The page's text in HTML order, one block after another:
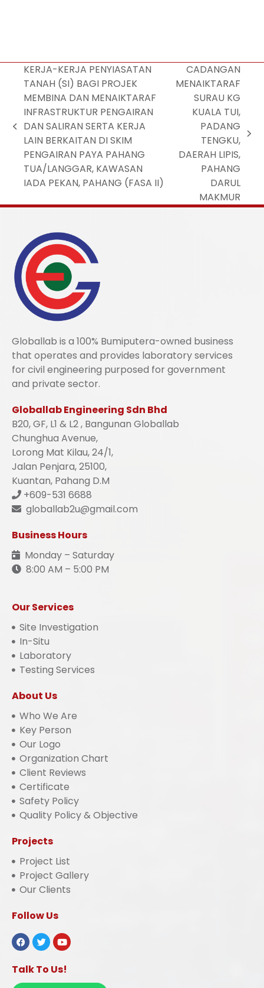
KERJA-KERJA PENYIASATAN
TANAH (SI) BAGI PROJEK
MEMBINA DAN MENAIKTARAF
INFRASTRUKTUR PENGAIRAN
DAN SALIRAN SERTA KERJA
LAIN BERKAITAN DI SKIM
PENGAIRAN PAYA PAHANG
TUA/LANGGAR, KAWASAN
IADA PEKAN, PAHANG (FASA II)
CADANGAN
MENAIKTARAF
SURAU KG
KUALA TUI,
PADANG
TENGKU,
DAERAH LIPIS,
PAHANG
DARUL
MAKMUR
Globallab is a 100% Bumiputera-owned business
that operates and provides laboratory services
for civil engineering purposed for government
and private sector.
Globallab Engineering Sdn Bhd
B20, GF, L1 & L2 , Bangunan Globallab
Chunghua Avenue,
Lorong Mat Kilau, 24/1,
Jalan Penjara, 25100,
Kuantan, Pahang D.M
+609-531 6688
globallab2u@gmail.com
Business Hours
Monday – Saturday
8:00 AM – 5:00 PM
Our Services
Site Investigation
In-Situ
Laboratory
Testing Services
About Us
Who We Are
Key Person
Our Logo
Organization Chart
Client Reviews
Certificate
Safety Policy
Quality Policy & Objective
Projects
Project List
Project Gallery
Our Clients
Follow Us
Talk To Us!